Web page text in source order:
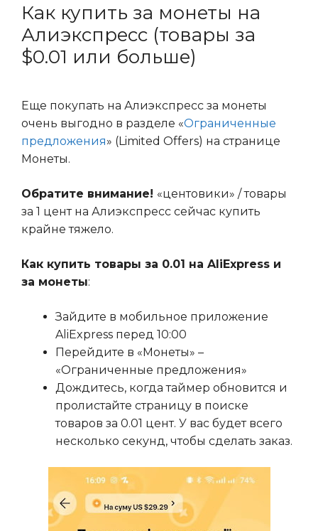
Как купить за монеты на
Алиэкспресс (товары за
$0.01 или больше)
Еще покупать на Алиэкспресс за монеты
очень выгодно в разделе «Ограниченные
предложения» (Limited Offers) на странице
Монеты.
Обратите внимание! «центовики» / товары
за 1 цент на Алиэкспресс сейчас купить
крайне тяжело.
Как купить товары за 0.01 на AliExpress и
за монеты:
Зайдите в мобильное приложение
AliExpress перед 10:00
Перейдите в «Монеты» –
«Ограниченные предложения»
Дождитесь, когда таймер обновится и
пролистайте страницу в поиске
товаров за 0.01 цент. У вас будет всего
несколько секунд, чтобы сделать заказ.